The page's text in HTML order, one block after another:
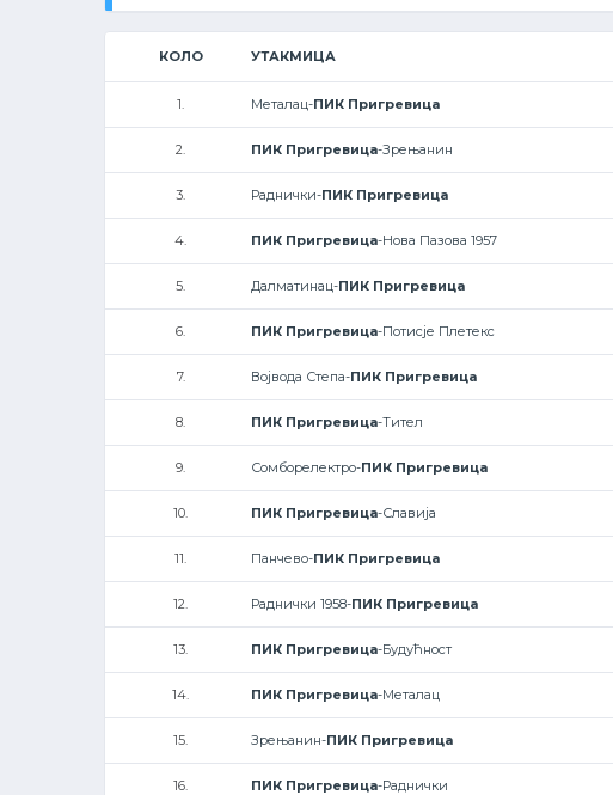
КОЛО УТАКМИЦА
1. Металац-ПИК Пригревица
2. ПИК Пригревица-Зрењанин
3. Раднички-ПИК Пригревица
4. ПИК Пригревица-Нова Пазова 1957
5. Далматинац-ПИК Пригревица
6. ПИК Пригревица-Потисје Плетекс
7. Војвода Степа-ПИК Пригревица
8. ПИК Пригревица-Тител
9. Сомборелектро-ПИК Пригревица
10. ПИК Пригревица-Славија
11. Панчево-ПИК Пригревица
12. Раднички 1958-ПИК Пригревица
13. ПИК Пригревица-Будућност
14. ПИК Пригревица-Металац
15. Зрењанин-ПИК Пригревица
16. ПИК Пригревица-Раднички